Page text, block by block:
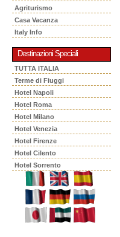
Agriturismo
Casa Vacanza
Italy Info
Destinazioni Speciali
TUTTA ITALIA
Terme di Fiuggi
Hotel Napoli
Hotel Roma
Hotel Milano
Hotel Venezia
Hotel Firenze
Hotel Cilento
Hotel Sorrento